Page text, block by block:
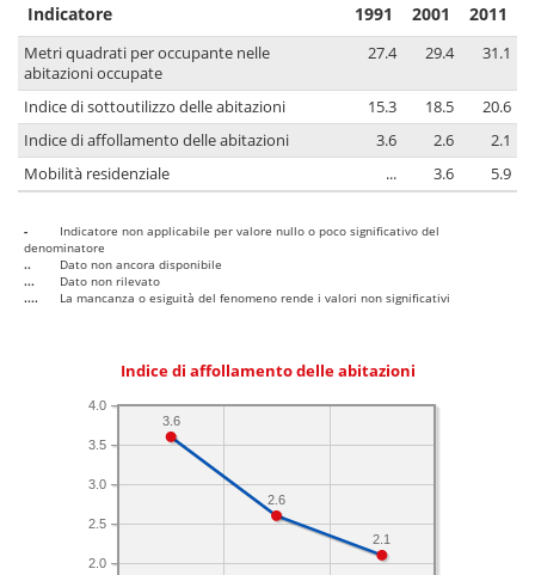
Indicatore 1991 2001 2011
Metri quadrati per occupante nelle
abitazioni occupate
27.4 29.4 31.1
Indice di sottoutilizzo delle abitazioni 15.3 18.5
20.6
Indice di affollamento delle abitazioni
3.6 2.6
2.1
Mobilità residenziale
... 3.6 5.9
-
Indicatore non applicabile per valore nullo o poco significativo del
denominatore
..
Dato non ancora disponibile
...
Dato non rilevato
....
La mancanza o esiguità del fenomeno rende i valori non significativi
Indice di affollamento delle abitazioni
2.0
2.5
3.0
3.5
4.0
2.1
2.6
3.6